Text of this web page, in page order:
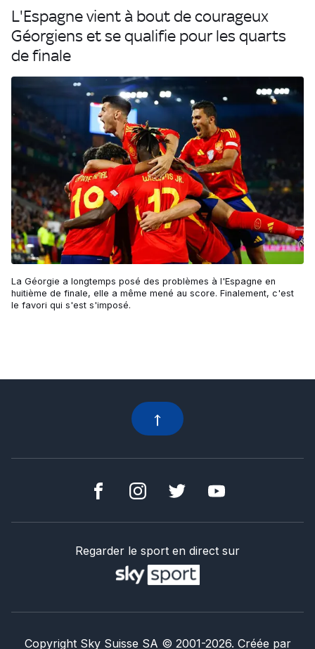
L'Espagne vient à bout de courageux
Géorgiens et se qualifie pour les quarts
de finale
La Géorgie a longtemps posé des problèmes à l'Espagne en
huitième de finale, elle a même mené au score. Finalement, c'est
le favori qui s'est s'imposé.
Regarder le sport en direct sur
Copyright Sky Suisse SA © 2001-2026. Créée par